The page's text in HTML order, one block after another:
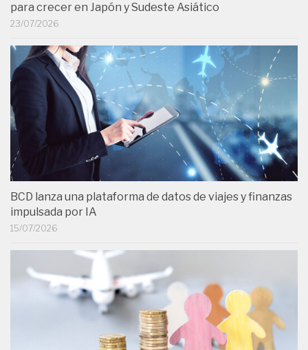
para crecer en Japón y Sudeste Asiático
23/07/2026
BCD lanza una plataforma de datos de viajes y finanzas
impulsada por IA
15/07/2026